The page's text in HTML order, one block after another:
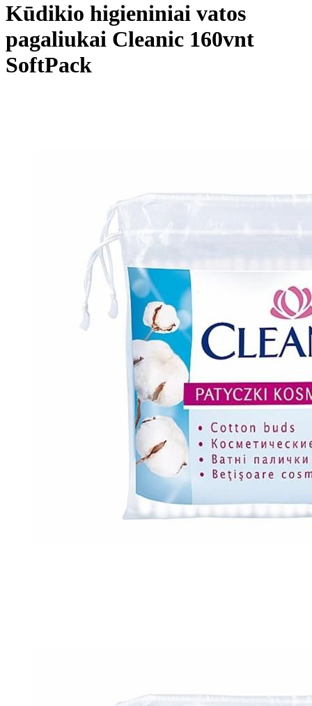
Kūdikio higieniniai vatos
pagaliukai Cleanic 160vnt
SoftPack